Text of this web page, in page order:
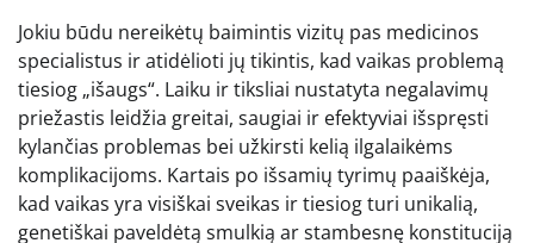
Jokiu būdu nereikėtų baimintis vizitų pas medicinos
specialistus ir atidėlioti jų tikintis, kad vaikas problemą
tiesiog „išaugs“. Laiku ir tiksliai nustatyta negalavimų
priežastis leidžia greitai, saugiai ir efektyviai išspręsti
kylančias problemas bei užkirsti kelią ilgalaikėms
komplikacijoms. Kartais po išsamių tyrimų paaiškėja,
kad vaikas yra visiškai sveikas ir tiesiog turi unikalią,
genetiškai paveldėtą smulkią ar stambesnę konstituciją